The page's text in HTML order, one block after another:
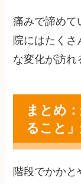
痛みで諦めて
院にはたくさ
な変化が訪れ
まとめ
ること
階段でかか